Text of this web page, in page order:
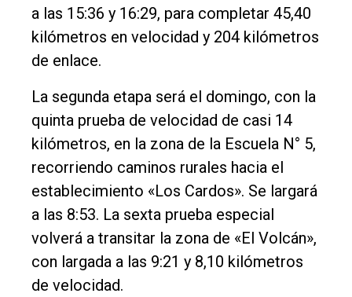
a las 15:36 y 16:29, para completar 45,40
kilómetros en velocidad y 204 kilómetros
de enlace.
La segunda etapa será el domingo, con la
quinta prueba de velocidad de casi 14
kilómetros, en la zona de la Escuela N° 5,
recorriendo caminos rurales hacia el
establecimiento «Los Cardos». Se largará
a las 8:53. La sexta prueba especial
volverá a transitar la zona de «El Volcán»,
con largada a las 9:21 y 8,10 kilómetros
de velocidad.